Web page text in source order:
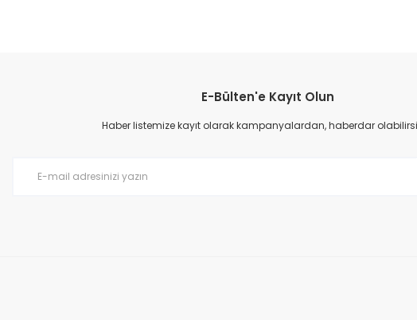
Ürün resmi kalitesiz, bozuk veya görüntülenemiyor.
Ürün açıklamasında eksik bilgiler bulunuyor.
E-Bülten'e Kayıt Olun
Haber listemize kayıt olarak kampanyalardan, haberdar